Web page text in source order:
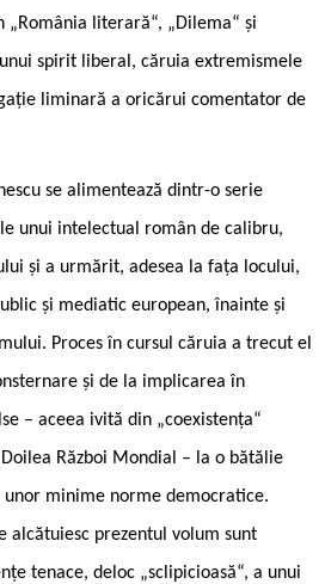
literară“, „Dilema“ și
spirit liberal, căruia extremismele
liminară a oricărui comentator de
se alimentează dintr-o serie
unui intelectual român de calibru,
și a urmărit, adesea la fața locului,
și mediatic european, înainte și
Proces în cursul căruia a trecut el
și de la implicarea în
– aceea ivită din „coexistența“
Război Mondial – la o bătălie
minime norme democratice.
alcătuiesc prezentul volum sunt
tenace, deloc „sclipicioasă“, a unui